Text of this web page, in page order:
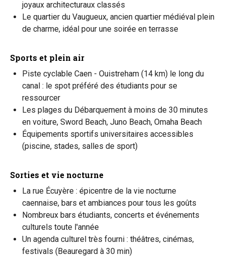
joyaux architecturaux classés
Le quartier du Vaugueux, ancien quartier médiéval plein
de charme, idéal pour une soirée en terrasse
Sports et plein air
Piste cyclable Caen - Ouistreham (14 km) le long du
canal : le spot préféré des étudiants pour se
ressourcer
Les plages du Débarquement à moins de 30 minutes
en voiture, Sword Beach, Juno Beach, Omaha Beach
Équipements sportifs universitaires accessibles
(piscine, stades, salles de sport)
Sorties et vie nocturne
La rue Écuyère : épicentre de la vie nocturne
caennaise, bars et ambiances pour tous les goûts
Nombreux bars étudiants, concerts et événements
culturels toute l'année
Un agenda culturel très fourni : théâtres, cinémas,
festivals (Beauregard à 30 min)